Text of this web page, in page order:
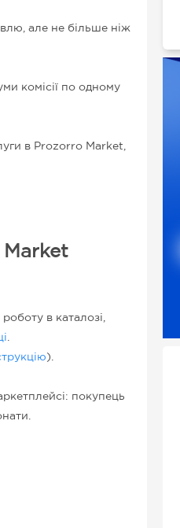
але не більше ніж
комісії по одному
в Prozorro Market,
Market
в каталозі,
).
покупець